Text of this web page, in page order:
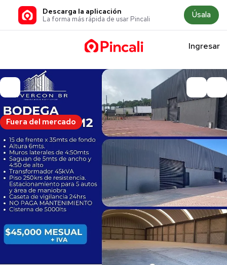
Descarga la aplicación
La forma más rápida de usar Pincali Úsala
Ingresar
Fuera del mercado